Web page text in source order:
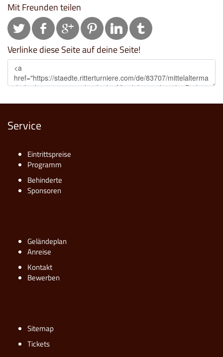
Mit Freunden teilen
Verlinke diese Seite auf deine Seite!
Service
Eintrittspreise
Programm
Behinderte
Sponsoren
Geländeplan
Anreise
Kontakt
Bewerben
Sitemap
Tickets